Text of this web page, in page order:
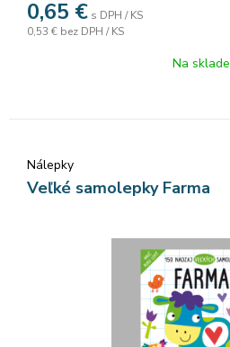
0,65 € s DPH / KS
0,53 € bez DPH / KS
Na sklade
Nálepky
Veľké samolepky Farma